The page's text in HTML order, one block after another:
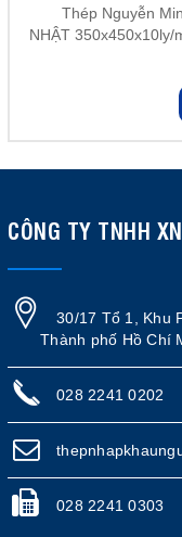
Thép Nguyễn
NHẬT
CÔNG TY TNHH
30/17 Tổ 1, Khu
Thành phố Hồ Chí
028 2241 0202
028 2241 0303